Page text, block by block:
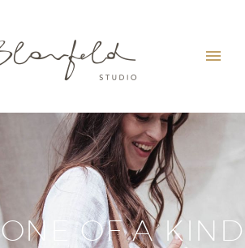
ONE OF A KIND